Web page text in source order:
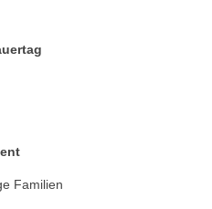
Familien